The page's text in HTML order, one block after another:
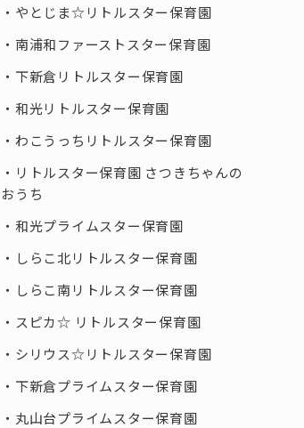
やとじま☆リトルスター保育園
南浦和ファーストスター保育園
下新倉リトルスター保育園
和光リトルスター保育園
わこうっちリトルスター保育園
リトルスター保育園 さつきちゃんの
おうち
和光プライムスター保育園
しらこ北リトルスター保育園
しらこ南リトルスター保育園
スピカ☆ リトルスター保育園
シリウス☆リトルスター保育園
下新倉プライムスター保育園
丸山台プライムスター保育園